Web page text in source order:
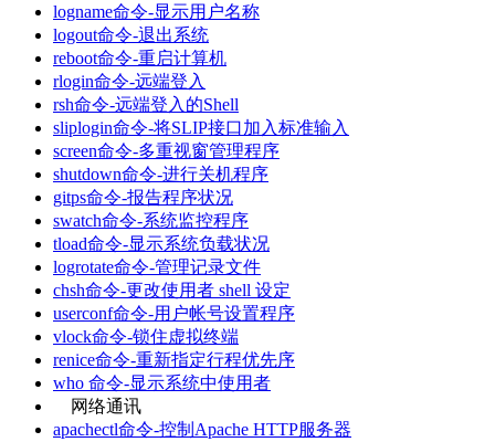
logname命令-显示用户名称
logout命令-退出系统
reboot命令-重启计算机
rlogin命令-远端登入
rsh命令-远端登入的Shell
sliplogin命令-将SLIP接口加入标准输入
screen命令-多重视窗管理程序
shutdown命令-进行关机程序
gitps命令-报告程序状况
swatch命令-系统监控程序
tload命令-显示系统负载状况
logrotate命令-管理记录文件
chsh命令-更改使用者 shell 设定
userconf命令-用户帐号设置程序
vlock命令-锁住虚拟终端
renice命令-重新指定行程优先序
who 命令-显示系统中使用者
网络通讯
apachectl命令-控制Apache HTTP服务器